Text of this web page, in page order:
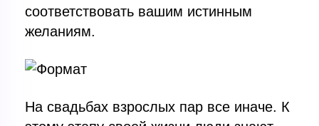
соответствовать вашим истинным
желаниям.
На свадьбах взрослых пар все иначе. К